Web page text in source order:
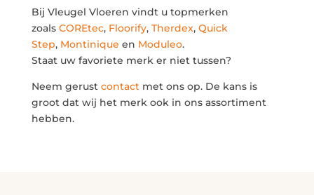
Bij Vleugel Vloeren vindt u topmerken
zoals COREtec, Floorify, Therdex, Quick
Step, Montinique en Moduleo.
Staat uw favoriete merk er niet tussen?
Neem gerust contactmet ons op. De kans is
groot dat wij het merk ook in ons assortiment
hebben.